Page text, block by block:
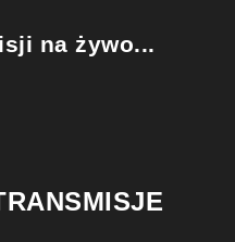
na żywo...